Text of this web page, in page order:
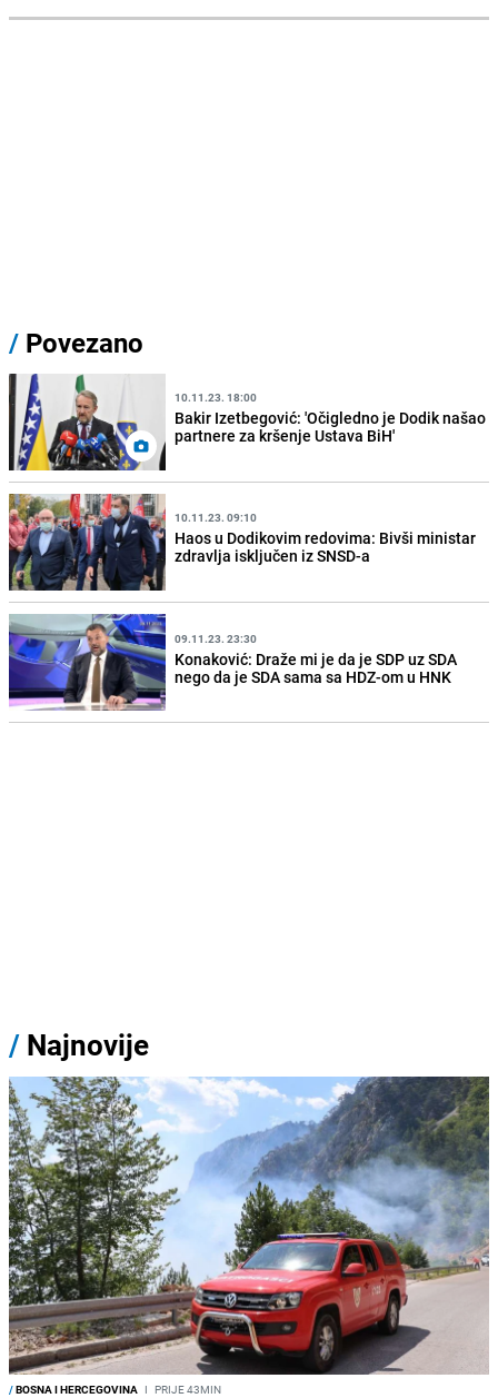
/ Povezano
10.11.23. 18:00
Bakir Izetbegović: 'Očigledno je Dodik našao
partnere za kršenje Ustava BiH'
10.11.23. 09:10
Haos u Dodikovim redovima: Bivši ministar
zdravlja isključen iz SNSD-a
09.11.23. 23:30
Konaković: Draže mi je da je SDP uz SDA
nego da je SDA sama sa HDZ-om u HNK
/ Najnovije
/BOSNA I HERCEGOVINA I PRIJE 43MIN